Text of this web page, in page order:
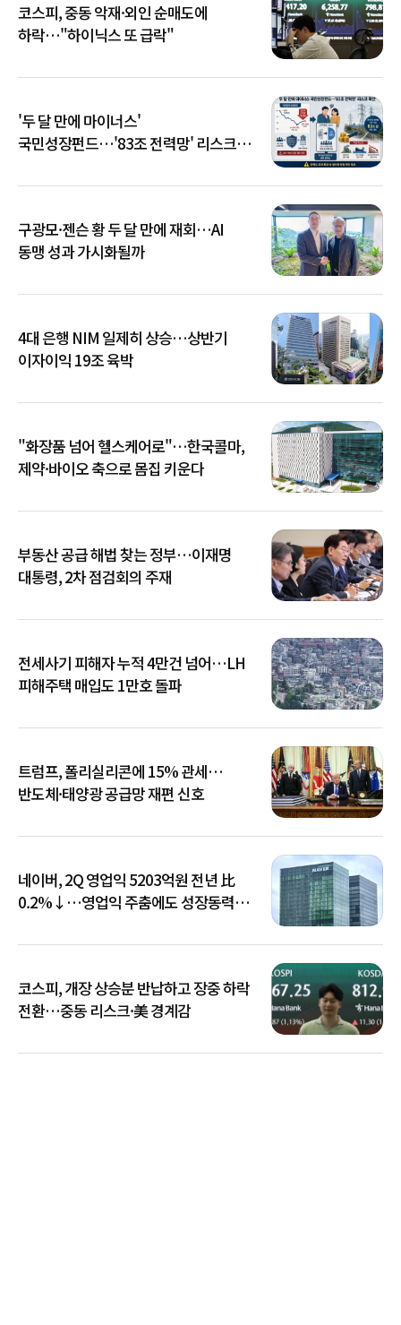
코스피, 중동 악재·외인 순매도에
하락…"하이닉스 또 급락"
'두 달 만에 마이너스'
국민성장펀드…'83조 전력망' 리스크
구광모·젠슨 황 두 달 만에 재회…AI
동맹 성과 가시화될까
4대 은행 NIM 일제히 상승…상반기
이자이익 19조 육박
"화장품 넘어 헬스케어로"…한국콜마,
제약·바이오 축으로 몸집 키운다
부동산 공급 해법 찾는 정부…이재명
대통령, 2차 점검회의 주재
전세사기 피해자 누적 4만건 넘어…LH
피해주택 매입도 1만호 돌파
트럼프, 폴리실리콘에 15% 관세…
반도체·태양광 공급망 재편 신호
네이버, 2Q 영업익 5203억원 전년 比
0.2%↓…영업익 주춤에도 성장동력
코스피, 개장 상승분 반납하고 장중 하락
전환…중동 리스크·美 경계감